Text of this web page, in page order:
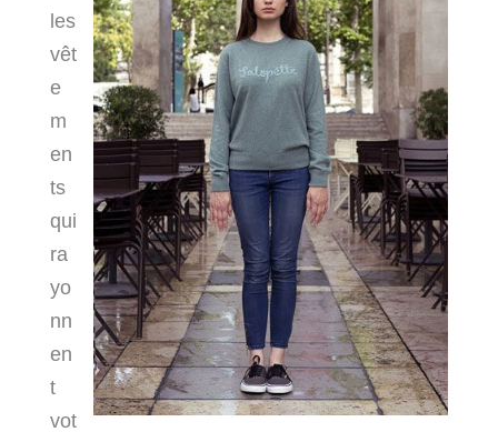
les
vêt
e
m
en
ts
qui
ra
yo
nn
en
t
vot